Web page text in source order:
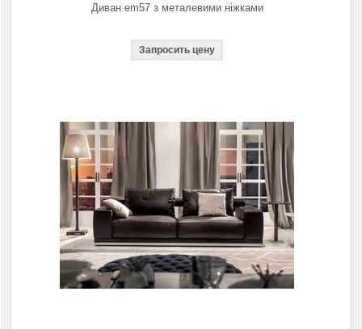
Диван em57 з металевими ніжками